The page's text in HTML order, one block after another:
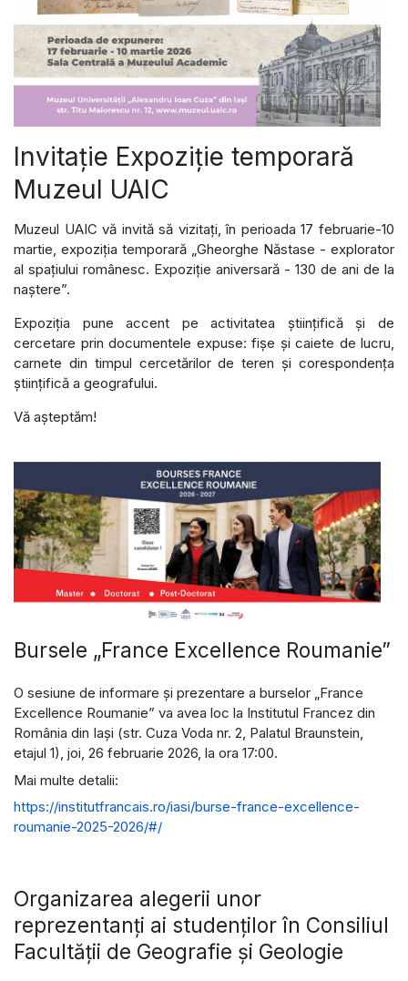
Invitație Expoziție temporară
Muzeul UAIC
Muzeul UAIC vă invită să vizitați, în perioada 17 februarie-10
martie, expoziția temporară „Gheorghe Năstase - explorator
al spațiului românesc. Expoziție aniversară - 130 de ani de la
naștere”.
Expoziția pune accent pe activitatea științifică și de
cercetare prin documentele expuse: fișe și caiete de lucru,
carnete din timpul cercetărilor de teren și corespondența
științifică a geografului.
Vă așteptăm!
Bursele „France Excellence Roumanie”
O sesiune de informare și prezentare a burselor „France
Excellence Roumanie” va avea loc la Institutul Francez din
România din Iași (str. Cuza Voda nr. 2, Palatul Braunstein,
etajul 1), joi, 26 februarie 2026, la ora 17:00.
Mai multe detalii:
https://institutfrancais.ro/iasi/burse-france-excellence-
roumanie-2025-2026/#/
Organizarea alegerii unor
reprezentanți ai studenților în Consiliul
Facultății de Geografie și Geologie